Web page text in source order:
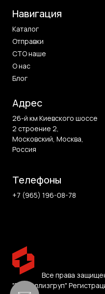
Все права
"Белвиллизгруп"
Навигация
Каталог
Отправки
СТО наше
О нас
Блог
Адрес
26-й км Киевского шоссе
2 строение 2,
Московский, Москва,
Россия
Телефоны
+7 (965) 196-08-78